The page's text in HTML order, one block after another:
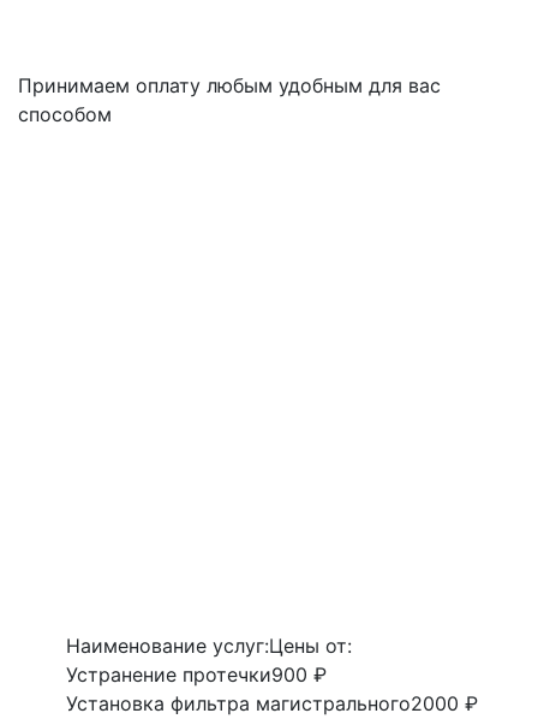
Принимаем оплату любым удобным для вас
способом
Наименование услуг:Цены от:
Устранение протечки900 ₽
Установка фильтра магистрального2000 ₽